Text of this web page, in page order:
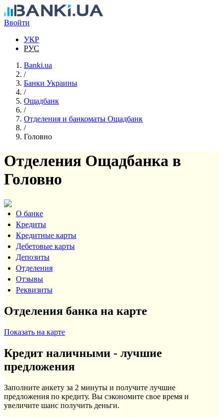
Перейти к основному содержанию
Ввойти
УКР
РУС
Banki.ua
/
Банки Украины
/
Ощадбанк
/
Отделения и банкоматы Ощадбанк
/
Головно
Отделения Ощадбанка в
Головно
О банке
Кредиты
Кредитные карты
Дебетовые карты
Депозиты
Отделения
Отзывы
Реквизиты
Отделения банка на карте
Показать на карте
Кредит наличными - лучшие
предложения
Заполните анкету за 2 минуты и получите лучшие
предложения по кредиту. Вы сэкономите свое время и
увеличите шанс получить деньги.